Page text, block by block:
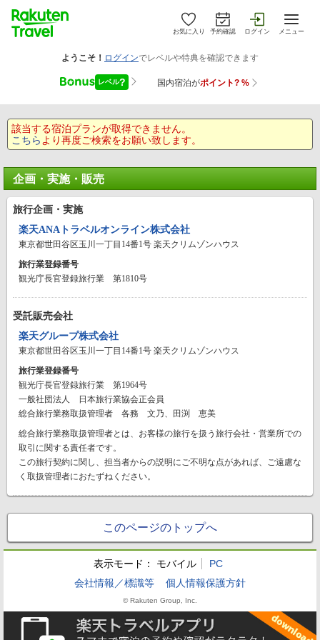
お気に入り 予約確認 ログイン メニュー
該当する宿泊プランが取得できません。
こちら より再度ご検索をお願い致します。
企画・実施・販売
旅行企画・実施
楽天ANAトラベルオンライン株式会社
東京都世田谷区玉川一丁目14番1号 楽天クリムゾンハウス
旅行業登録番号
観光庁長官登録旅行業 第1810号
受託販売会社
楽天グループ株式会社
東京都世田谷区玉川一丁目14番1号 楽天クリムゾンハウス
旅行業登録番号
観光庁長官登録旅行業 第1964号
一般社団法人 日本旅行業協会正会員
総合旅行業務取扱管理者 各務 文乃、田渕 恵美
総合旅行業務取扱管理者とは、お客様の旅行を扱う旅行会社・営業所での
取引に関する責任者です。
この旅行契約に関し、担当者からの説明にご不明な点があれば、ご遠慮な
く取扱管理者におたずねください。
このページのトップへ
表示モード： モバイル
PC
会社情報／標識等
個人情報保護方針
© Rakuten Group, Inc.